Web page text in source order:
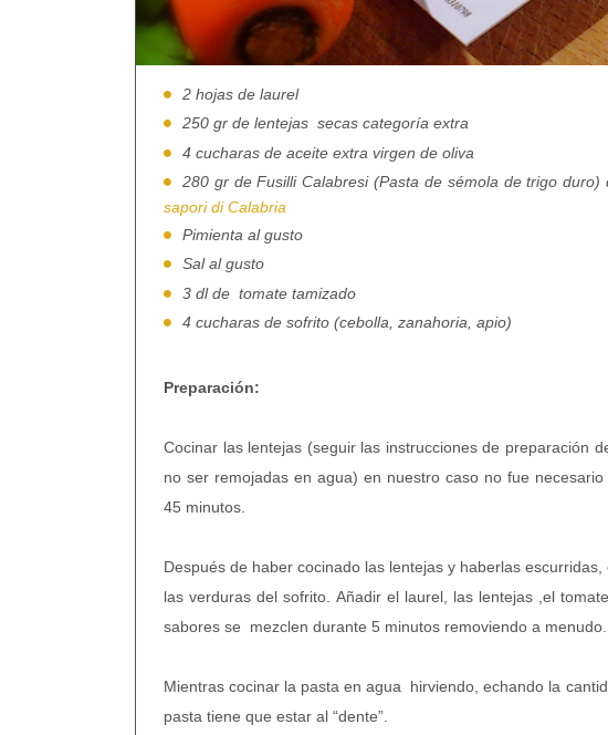
2 hojas de laurel
250 gr de lentejas secas categoría extra
4 cucharas de aceite extra virgen de oliva
280 gr de Fusilli Calabresi (Pasta de sémola de trigo duro)
sapori di Calabria
Pimienta al gusto
Sal al gusto
3 dl de tomate tamizado
4 cucharas de sofrito (cebolla, zanahoria, apio)
Preparación:
Cocinar las lentejas (seguir las instrucciones de preparación
no ser remojadas en agua) en nuestro caso no fue
45 minutos.
Después de haber cocinado las lentejas y haberlas
las verduras del sofrito. Añadir el laurel, las lentejas ,el
sabores se mezclen durante 5 minutos removiendo a menudo.
Mientras cocinar la pasta en agua hirviendo, echando la
pasta tiene que estar al “dente”.